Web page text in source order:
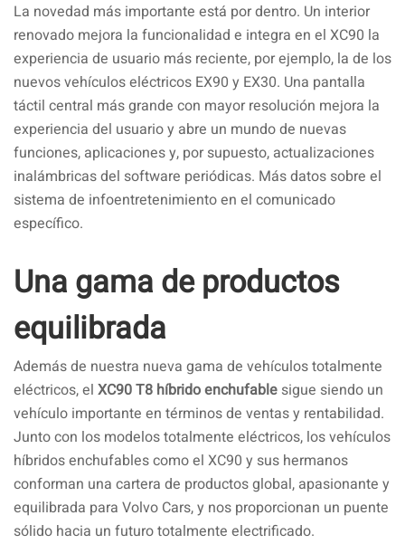
La novedad más importante está por dentro. Un interior
renovado mejora la funcionalidad e integra en el XC90 la
experiencia de usuario más reciente, por ejemplo, la de los
nuevos vehículos eléctricos EX90 y EX30. Una pantalla
táctil central más grande con mayor resolución mejora la
experiencia del usuario y abre un mundo de nuevas
funciones, aplicaciones y, por supuesto, actualizaciones
inalámbricas del software periódicas. Más datos sobre el
sistema de infoentretenimiento en el comunicado
específico.
Una gama de productos
equilibrada
Además de nuestra nueva gama de vehículos totalmente
eléctricos, el XC90 T8 híbrido enchufable sigue siendo un
vehículo importante en términos de ventas y rentabilidad.
Junto con los modelos totalmente eléctricos, los vehículos
híbridos enchufables como el XC90 y sus hermanos
conforman una cartera de productos global, apasionante y
equilibrada para Volvo Cars, y nos proporcionan un puente
sólido hacia un futuro totalmente electrificado.